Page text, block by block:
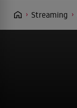
Streaming